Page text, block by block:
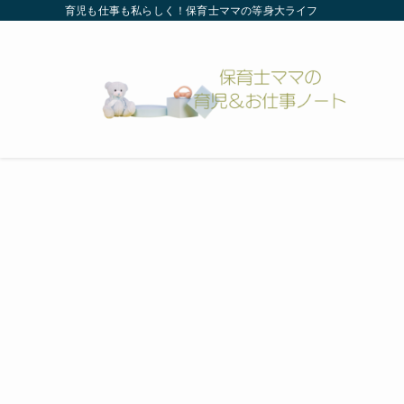
育児も仕事も私らしく！保育士ママの等身大ライフ